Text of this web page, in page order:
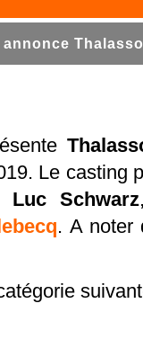
annonce
Le casting
Luc Schwarz
. A noter